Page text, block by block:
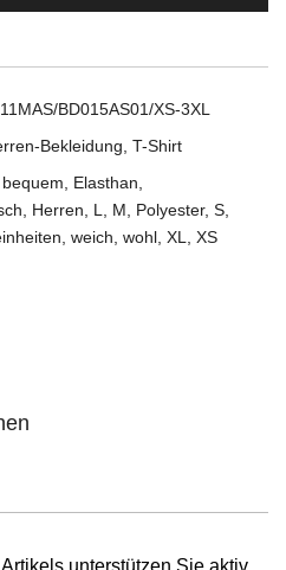
BD015AS01/XS-3XL
Bekleidung T-Shirt
bequem Elasthan
Herren L M Polyester, S
weich wohl XL XS
unterstützen Sie aktiv